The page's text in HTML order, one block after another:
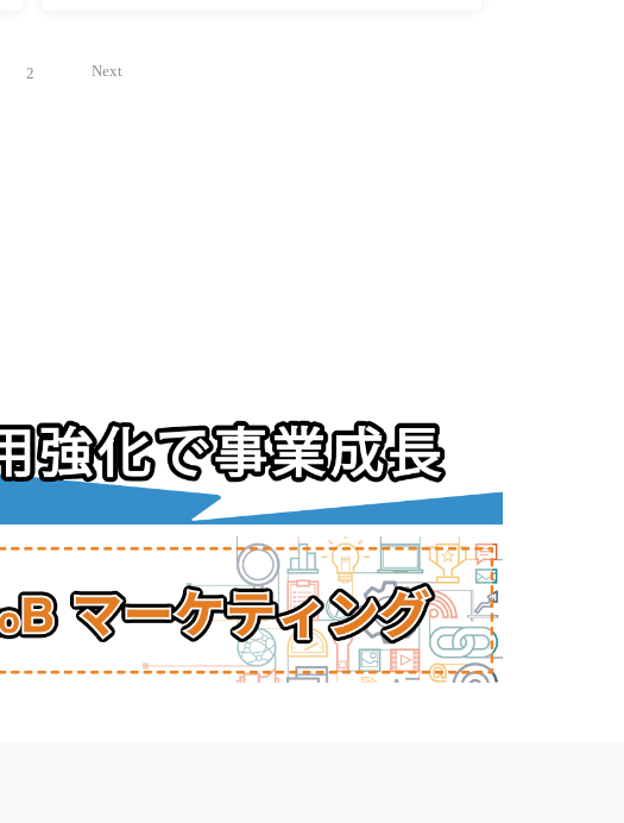
2 Next